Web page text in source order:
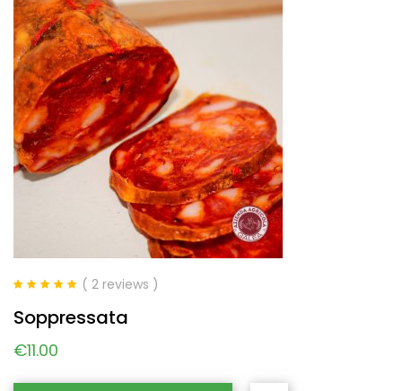
su 5
( 2 reviews )
Soppressata
€11.00